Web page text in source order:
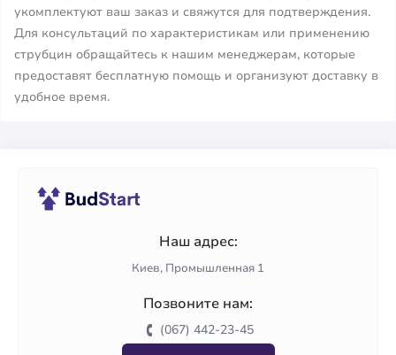
укомплектуют ваш заказ и свяжутся для подтверждения.
Для консультаций по характеристикам или применению
струбцин обращайтесь к нашим менеджерам, которые
предоставят бесплатную помощь и организуют доставку в
удобное время.
Наш адрес:
Киев, Промышленная 1
Позвоните нам:
(067) 442-23-45